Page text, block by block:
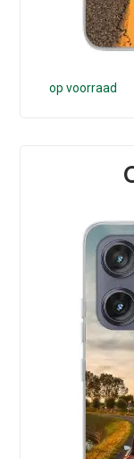
op voorraad